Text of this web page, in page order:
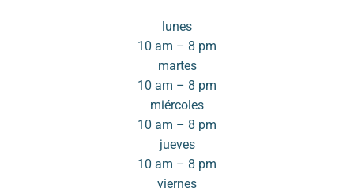
lunes
10 am – 8 pm
martes
10 am – 8 pm
miércoles
10 am – 8 pm
jueves
10 am – 8 pm
viernes